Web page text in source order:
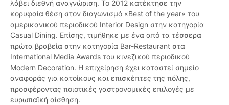
λάβει διεθνή αναγνώριση. Το 2012 κατέκτησε την
κορυφαία θέση στον διαγωνισμό «Best of the year» του
αμερικανικού περιοδικού Interior Design στην κατηγορία
Casual Dining. Επίσης, τιμήθηκε με ένα από τα τέσσερα
πρώτα βραβεία στην κατηγορία Bar-Restaurant στα
International Media Awards του κινεζικού περιοδικού
Modern Decoration. Η επιχείρηση έχει καταστεί σημείο
αναφοράς για κατοίκους και επισκέπτες της πόλης,
προσφέροντας ποιοτικές γαστρονομικές επιλογές με
ευρωπαϊκή αίσθηση.